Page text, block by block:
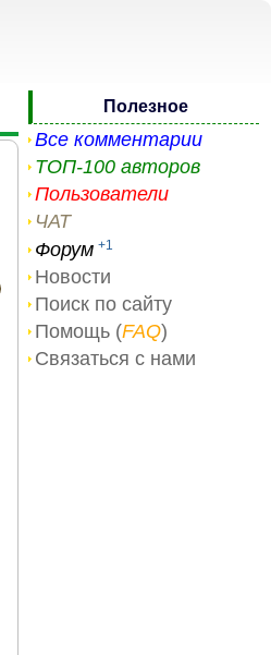
Полезное
Все комментарии
ТОП-100 авторов
Пользователи
ЧАТ
Форум +1
Новости
Поиск по сайту
Помощь (FAQ)
Связаться с нами